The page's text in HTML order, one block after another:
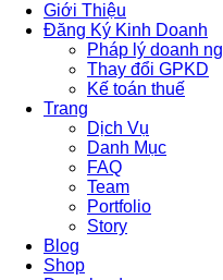
Giới Thiệu
Đăng Ký Kinh Doanh
Pháp lý doanh
Thay đổi GPKD
Kế toán thuế
Trang
Dịch Vụ
Danh Mục
FAQ
Team
Portfolio
Story
Blog
Shop